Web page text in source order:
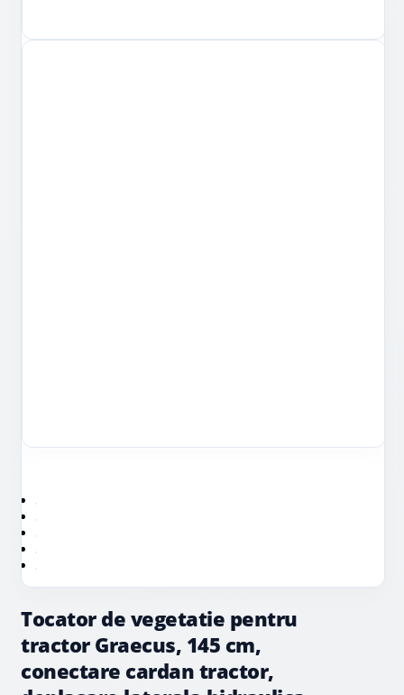
Tocator de vegetatie pentru
tractor Graecus, 145 cm,
conectare cardan tractor,